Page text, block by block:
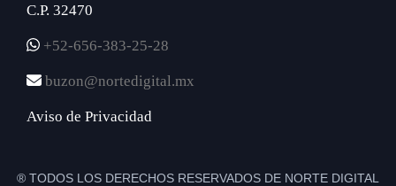
C.P. 32470
+52-656-383-25-28
buzon@nortedigital.mx
Aviso de Privacidad
® TODOS LOS DERECHOS RESERVADOS DE NORTE DIGITAL